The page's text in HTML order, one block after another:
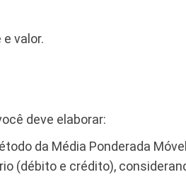
valor.
deve elaborar:
da Média Ponderada
(débito e crédito),